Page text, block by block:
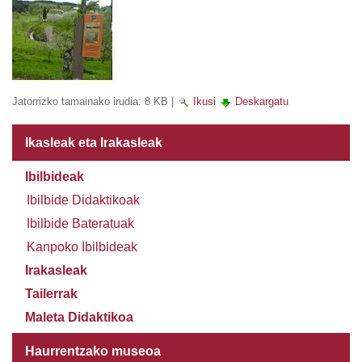
Jatorrizko tamainako irudia: 8 KB Ikusi Deskargatu
Ikasleak eta Irakasleak
Ibilbideak
Ibilbide Didaktikoak
Ibilbide Bateratuak
Kanpoko Ibilbideak
Irakasleak
Tailerrak
Maleta Didaktikoa
Haurrentzako museoa